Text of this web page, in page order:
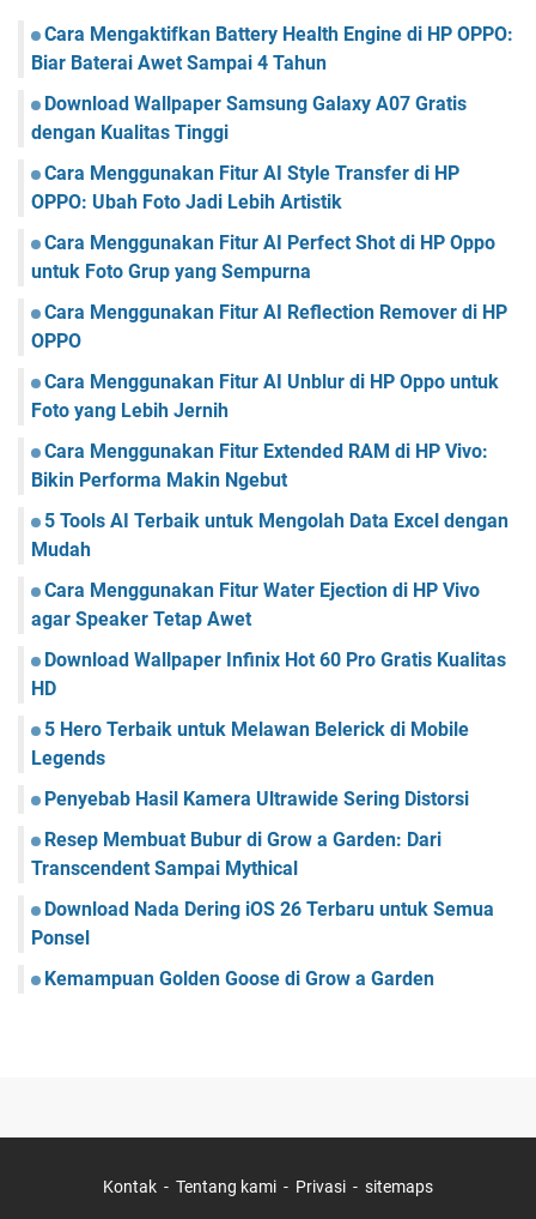
Cara Mengaktifkan Battery Health Engine di HP OPPO:
Biar Baterai Awet Sampai 4 Tahun
Download Wallpaper Samsung Galaxy A07 Gratis
dengan Kualitas Tinggi
Cara Menggunakan Fitur AI Style Transfer di HP
OPPO: Ubah Foto Jadi Lebih Artistik
Cara Menggunakan Fitur AI Perfect Shot di HP Oppo
untuk Foto Grup yang Sempurna
Cara Menggunakan Fitur AI Reflection Remover di HP
OPPO
Cara Menggunakan Fitur AI Unblur di HP Oppo untuk
Foto yang Lebih Jernih
Cara Menggunakan Fitur Extended RAM di HP Vivo:
Bikin Performa Makin Ngebut
5 Tools AI Terbaik untuk Mengolah Data Excel dengan
Mudah
Cara Menggunakan Fitur Water Ejection di HP Vivo
agar Speaker Tetap Awet
Download Wallpaper Infinix Hot 60 Pro Gratis Kualitas
HD
5 Hero Terbaik untuk Melawan Belerick di Mobile
Legends
Penyebab Hasil Kamera Ultrawide Sering Distorsi
Resep Membuat Bubur di Grow a Garden: Dari
Transcendent Sampai Mythical
Download Nada Dering iOS 26 Terbaru untuk Semua
Ponsel
Kemampuan Golden Goose di Grow a Garden
Kontak Tentang kami Privasi sitemaps